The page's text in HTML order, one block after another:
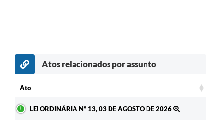
Atos relacionados por assunto
Ato
LEI ORDINÁRIA Nº 13, 03 DE AGOSTO DE 2026